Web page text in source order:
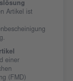
Artikel ist
einer
(FMD)